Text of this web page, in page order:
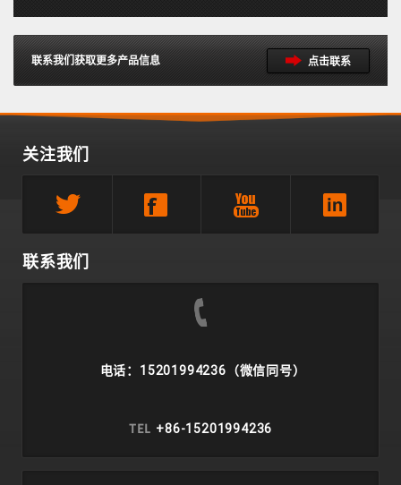
联系我们获取更多产品信息 点击联系
关注我们
联系我们
电话：15201994236（微信同号）
TEL +86-15201994236